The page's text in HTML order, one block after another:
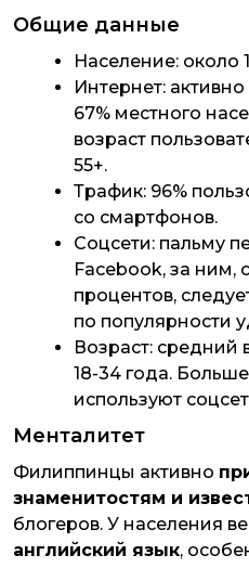
Общие данные
Население: около
Интернет:
67% местного
возраст
55+.
Трафик: 96%
со смартфонов.
Соцсети: пальму
Facebook, за ним,
процентов,
по популярности
Возраст: средний
18-34 года.
используют
Менталитет
Филиппинцы активно
знаменитостям и
блогеров. У населения
английский язык,